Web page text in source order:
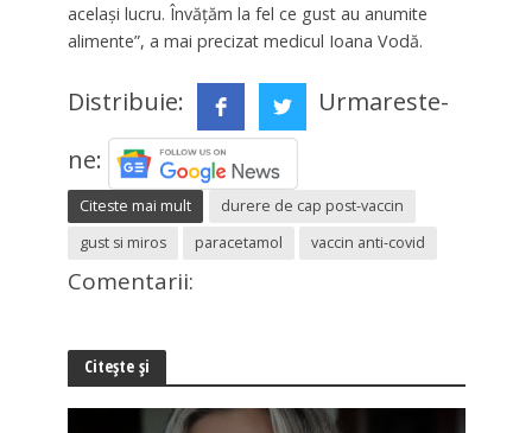
acelaşi lucru. Învăţăm la fel ce gust au anumite
alimente”, a mai precizat medicul Ioana Vodă.
Distribuie:
Urmareste-
ne:
Citeste mai mult
durere de cap post-vaccin
gust si miros
paracetamol vaccin anti-covid
Comentarii:
Citește și